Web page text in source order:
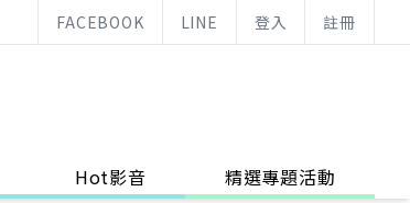
FACEBOOK LINE 登入 註冊
Hot影音 精選專題活動